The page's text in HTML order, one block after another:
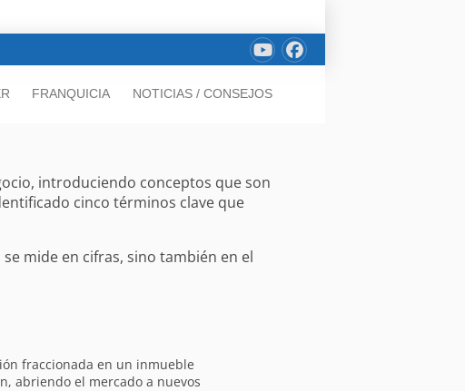
FRANQUICIA NOTICIAS / CONSEJOS
introduciendo conceptos que son
cinco términos clave que
mide en cifras, sino también en el
fraccionada en un inmueble
abriendo el mercado a nuevos